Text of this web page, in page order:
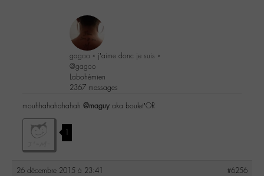
gagoo « j’aime donc je suis »
@gagoo
Labohémien
2367 messages
mouhhahahahahah @maguy aka boulet’OR
1
26 décembre 2015 à 23:41 #6256